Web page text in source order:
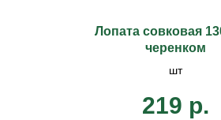
Лопата совковая
черенком
шт
219 р.